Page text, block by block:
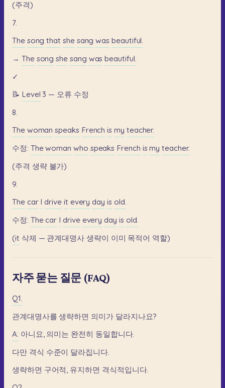
(주격)
7.
The song that she sang was beautiful.
→ The song she sang was beautiful.
✓
📝 Level 3 — 오류 수정
8.
The woman speaks French is my teacher.
수정: The woman who speaks French is my teacher.
(주격 생략 불가)
9.
The car I drive it every day is old.
수정: The car I drive every day is old.
(it 삭제 — 관계대명사 생략이 이미 목적어 역할)
자주 묻는 질문 (FAQ)
Q1.
관계대명사를 생략하면 의미가 달라지나요?
A: 아니요, 의미는 완전히 동일합니다.
다만 격식 수준이 달라집니다.
생략하면 구어적, 유지하면 격식적입니다.